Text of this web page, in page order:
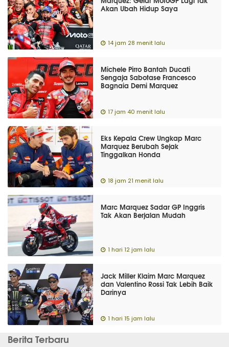
Akan Ubah Hidup Saya
14 jam 28 menit lalu
Michele Pirro Bantah Ducati
Sengaja Sabotase Francesco
Bagnaia Demi Marquez
17 jam 40 menit lalu
Eks Kepala Crew Ungkap Marc
Marquez Berubah Sejak
Tinggalkan Honda
18 jam 21 menit lalu
Marc Marquez Sadar GP Inggris
Tak Akan Berjalan Mudah
1 hari 12 jam lalu
Jack Miller Klaim Marc Marquez
dan Valentino Rossi Tak Lebih Baik
Darinya
1 hari 15 jam lalu
Berita Terbaru